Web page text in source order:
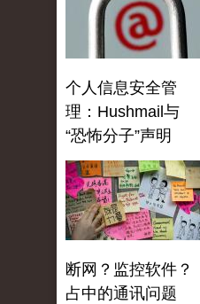
个人信息安全管
理：Hushmail与
“恐怖分子”声明
断网？监控软件？
占中的通讯问题